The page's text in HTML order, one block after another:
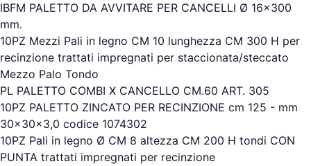
IBFM PALETTO DA AVVITARE PER CANCELLI Ø 16x300
mm.
10PZ Mezzi Pali in legno CM 10 lunghezza CM 300 H per
recinzione trattati impregnati per staccionata/steccato
Mezzo Palo Tondo
PL PALETTO COMBI X CANCELLO CM.60 ART. 305
10PZ PALETTO ZINCATO PER RECINZIONE cm 125 - mm
30x30x3,0 codice 1074302
10PZ Pali in legno Ø CM 8 altezza CM 200 H tondi CON
PUNTA trattati impregnati per recinzione